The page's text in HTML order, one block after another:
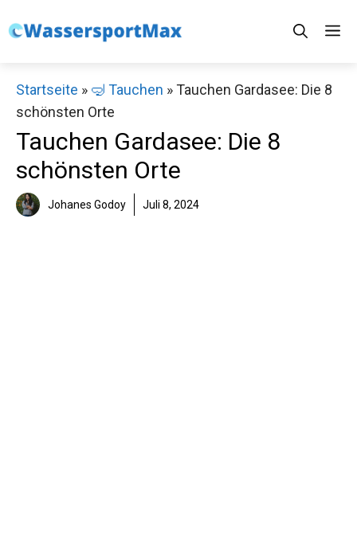
Inhalt
Startseite » 🤿 Tauchen »Tauchen Gardasee: Die 8
schönsten Orte
Tauchen Gardasee: Die 8
schönsten Orte
Johanes Godoy Juli 8, 2024